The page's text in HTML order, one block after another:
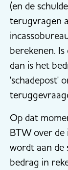
(en de
terugvragen
berekenen.
dan is het
'schadepost'
Op dat
BTW over de
wordt aan de
bedrag in